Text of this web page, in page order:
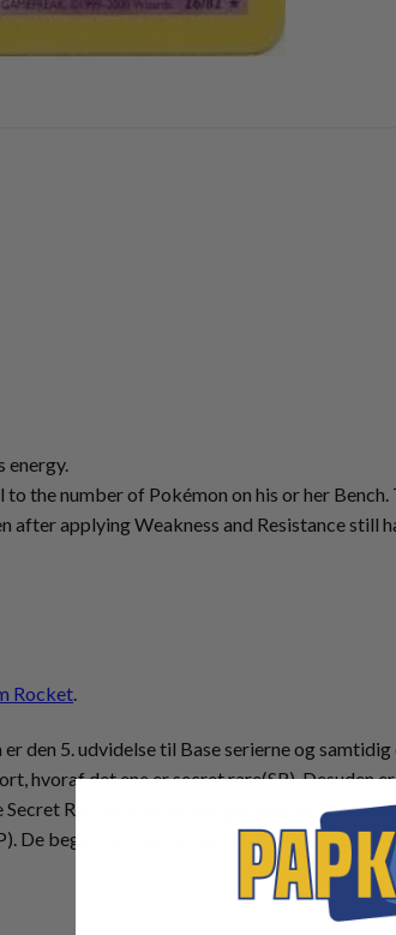
energy.
the number of Pokémon on his or her
applying Weakness and Resistance still
Rocket.
den 5. udvidelse til Base serierne og
hvoraf det ene er secret rare(SR). Desuden
Rare kort (kort der går over
De begynder også at lave Holo trænere og